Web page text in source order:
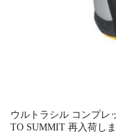
ウルトラシル コンプレ
TO SUMMIT 再入荷しま